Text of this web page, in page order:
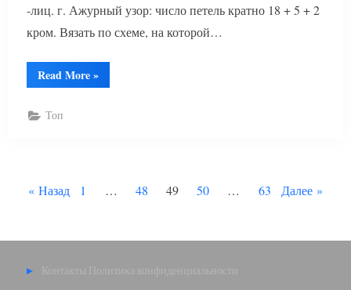
-лиц. г. Ажурный узор: число петель кратно 18 + 5 + 2
кром. Вязать по схеме, на которой…
Read More“Удлиненный
белый
»
Топ
записей
Назад 1 … 48 49 50 … 63 Далее
Контакты Политика конфиденциальности